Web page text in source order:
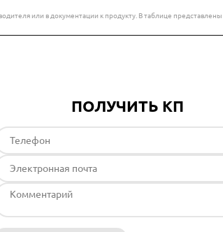
или в документации к продукту. В таблице
ПОЛУЧИТЬ КП